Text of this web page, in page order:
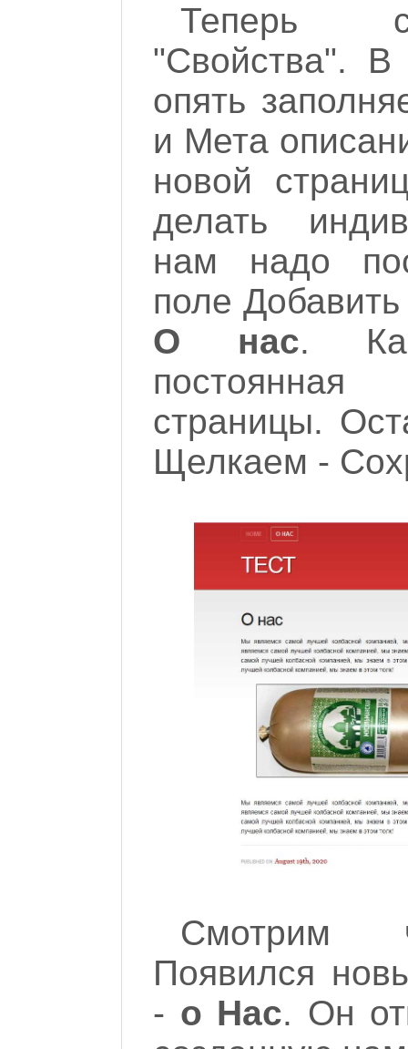
Теперь
"Свойства". В
опять
и Мета
новой
делать
нам надо
поле
О нас.
страницы.
Щелкаем -
Смотрим
Появился
- о Нас. Он